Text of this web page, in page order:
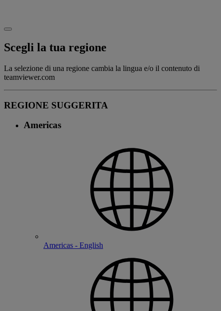
Scegli la tua regione
La selezione di una regione cambia la lingua e/o il contenuto di
teamviewer.com
REGIONE SUGGERITA
Americas
Americas - English